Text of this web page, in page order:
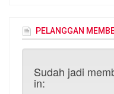
PELANGGAN
Sudah jadi
in: